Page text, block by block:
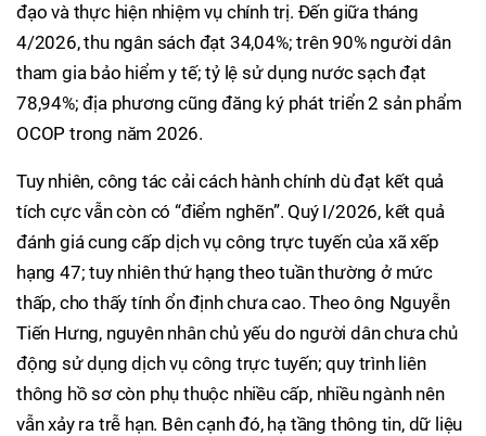
đạo và thực hiện nhiệm vụ chính trị. Đến giữa tháng
4/2026, thu ngân sách đạt 34,04%; trên 90% người dân
tham gia bảo hiểm y tế; tỷ lệ sử dụng nước sạch đạt
78,94%; địa phương cũng đăng ký phát triển 2 sản phẩm
OCOP trong năm 2026.
Tuy nhiên, công tác cải cách hành chính dù đạt kết quả
tích cực vẫn còn có “điểm nghẽn”. Quý I/2026, kết quả
đánh giá cung cấp dịch vụ công trực tuyến của xã xếp
hạng 47; tuy nhiên thứ hạng theo tuần thường ở mức
thấp, cho thấy tính ổn định chưa cao. Theo ông Nguyễn
Tiến Hưng, nguyên nhân chủ yếu do người dân chưa chủ
động sử dụng dịch vụ công trực tuyến; quy trình liên
thông hồ sơ còn phụ thuộc nhiều cấp, nhiều ngành nên
vẫn xảy ra trễ hạn. Bên cạnh đó, hạ tầng thông tin, dữ liệu